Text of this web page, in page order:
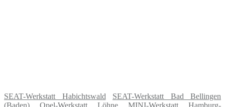
SEAT-Werkstatt Habichtswald
SEAT-Werkstatt Bad Bellingen
(Baden)
Opel-Werkstatt Löhne
MINI-Werkstatt Hamburg-